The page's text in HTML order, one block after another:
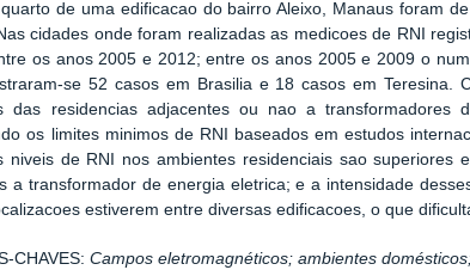
de uma edificacao do bairro Aleixo, Manaus foram
cidades onde foram realizadas as medicoes de RNI
os anos 2005 e 2012; entre os anos 2005 e 2009 o
se 52 casos em Brasilia e 18 casos em Teresina.
das residencias adjacentes ou nao a transformadores
os limites minimos de RNI baseados em estudos
niveis de RNI nos ambientes residenciais sao superiores
a transformador de energia eletrica; e a intensidade
estiverem entre diversas edificacoes, o que
CHAVES:Campos eletromagnéticos; ambientes